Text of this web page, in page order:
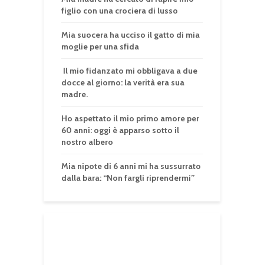
figlio con una crociera di lusso
Mia suocera ha ucciso il gatto di mia
moglie per una sfida
Il mio fidanzato mi obbligava a due
docce al giorno: la verità era sua
madre.
Ho aspettato il mio primo amore per
60 anni: oggi è apparso sotto il
nostro albero
Mia nipote di 6 anni mi ha sussurrato
dalla bara: “Non fargli riprendermi”